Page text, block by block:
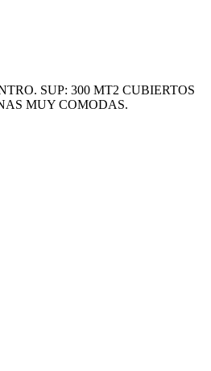
SUP: 300 MT2 CUBIERTOS
MUY COMODAS.